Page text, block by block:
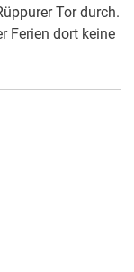
Tor durch.
Ferien dort keine